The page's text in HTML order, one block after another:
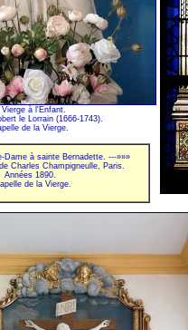
Vierge à l'Enfant.
le Lorrain (1666-1743).
de la Vierge.
Dame à sainte Bernadette. ---»»»
Charles Champigneulle, Paris.
Années 1890.
de la Vierge.